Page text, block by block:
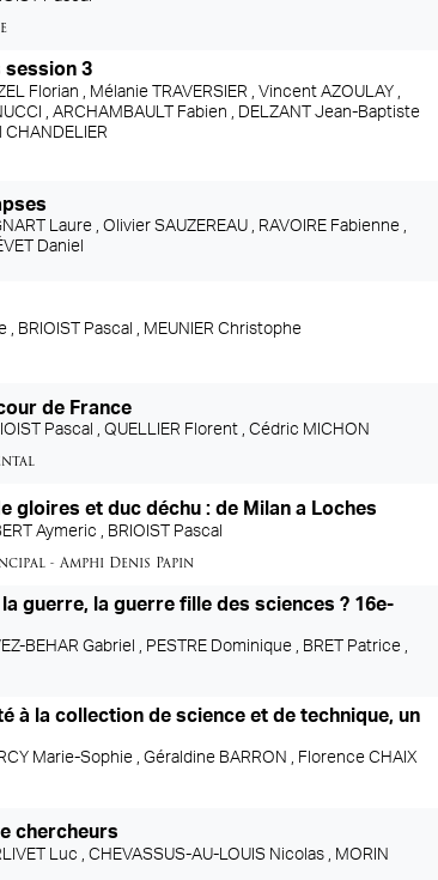
session 3
Florian , Mélanie TRAVERSIER ,Vincent AZOULAY ,
,ARCHAMBAULT Fabien ,
DELZANT Jean-Baptiste
CHANDELIER
Laure ,Olivier SAUZEREAU , RAVOIRE Fabienne ,
Daniel
, BRIOIST Pascal , MEUNIER Christophe
de France
Pascal ,QUELLIER Florent ,Cédric MICHON
gloires et duc déchu : de Milan a Loches
Aymeric , BRIOIST Pascal
- Amphi Denis Papin
guerre, la guerre fille des sciences ? 16e-
BEHAR Gabriel , PESTRE Dominique , BRET Patrice ,
à la collection de science et de technique, un
Marie-Sophie ,Géraldine BARRON , Florence CHAIX
chercheurs
Luc ,CHEVASSUS-AU-LOUIS Nicolas ,
MORIN